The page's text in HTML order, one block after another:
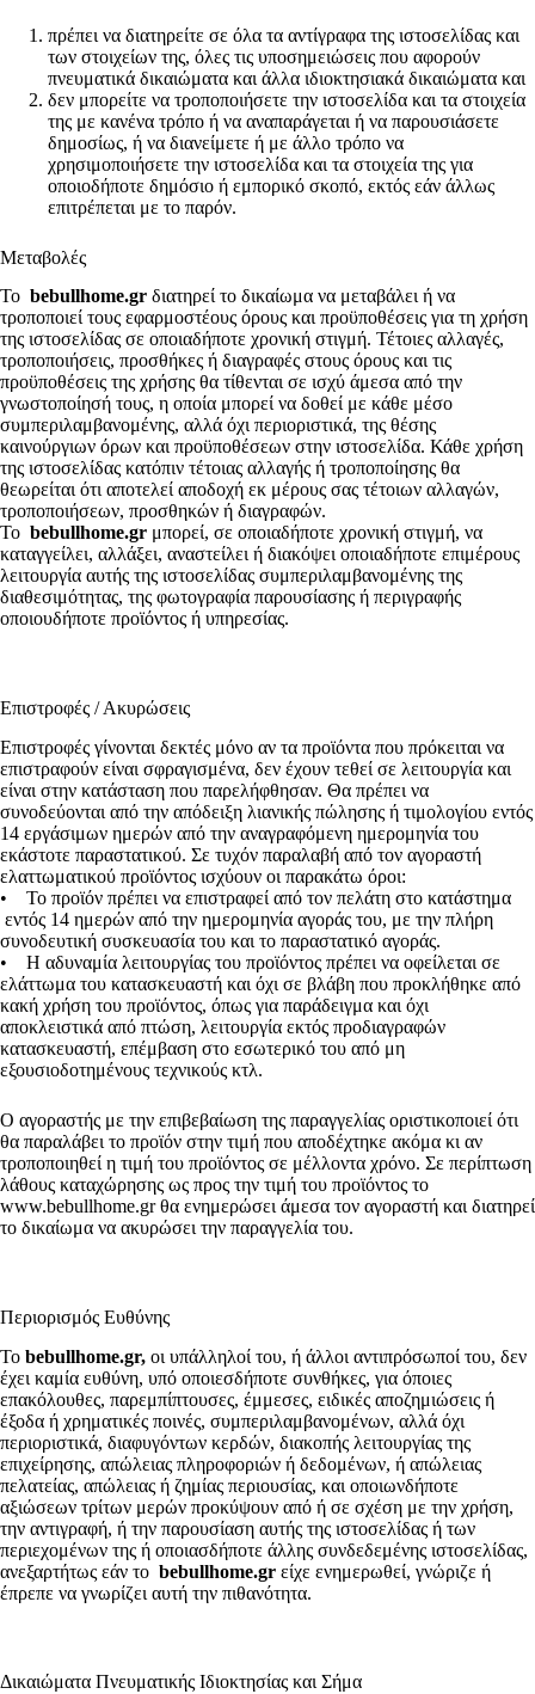
πρέπει να διατηρείτε σε όλα τα αντίγραφα της ιστοσελίδας και
των στοιχείων της, όλες τις υποσημειώσεις που αφορούν
πνευματικά δικαιώματα και άλλα ιδιοκτησιακά δικαιώματα και
δεν μπορείτε να τροποποιήσετε την ιστοσελίδα και τα στοιχεία
της με κανένα τρόπο ή να αναπαράγεται ή να παρουσιάσετε
δημοσίως, ή να διανείμετε ή με άλλο τρόπο να
χρησιμοποιήσετε την ιστοσελίδα και τα στοιχεία της για
οποιοδήποτε δημόσιο ή εμπορικό σκοπό, εκτός εάν άλλως
επιτρέπεται με το παρόν.
Μεταβολές
Το bebullhome.gr διατηρεί το δικαίωμα να μεταβάλει ή να
τροποποιεί τους εφαρμοστέους όρους και προϋποθέσεις για τη χρήση
της ιστοσελίδας σε οποιαδήποτε χρονική στιγμή. Τέτοιες αλλαγές,
τροποποιήσεις, προσθήκες ή διαγραφές στους όρους και τις
προϋποθέσεις της χρήσης θα τίθενται σε ισχύ άμεσα από την
γνωστοποίησή τους, η οποία μπορεί να δοθεί με κάθε μέσο
συμπεριλαμβανομένης, αλλά όχι περιοριστικά, της θέσης
καινούργιων όρων και προϋποθέσεων στην ιστοσελίδα. Κάθε χρήση
της ιστοσελίδας κατόπιν τέτοιας αλλαγής ή τροποποίησης θα
θεωρείται ότι αποτελεί αποδοχή εκ μέρους σας τέτοιων αλλαγών,
τροποποιήσεων, προσθηκών ή διαγραφών.
Το bebullhome.gr μπορεί, σε οποιαδήποτε χρονική στιγμή, να
καταγγείλει, αλλάξει, αναστείλει ή διακόψει οποιαδήποτε επιμέρους
λειτουργία αυτής της ιστοσελίδας συμπεριλαμβανομένης της
διαθεσιμότητας, της φωτογραφία παρουσίασης ή περιγραφής
οποιουδήποτε προϊόντος ή υπηρεσίας.
Επιστροφές / Ακυρώσεις
Επιστροφές γίνονται δεκτές μόνο αν τα προϊόντα που πρόκειται να
επιστραφούν είναι σφραγισμένα, δεν έχουν τεθεί σε λειτουργία και
είναι στην κατάσταση που παρελήφθησαν. Θα πρέπει να
συνοδεύονται από την απόδειξη λιανικής πώλησης ή τιμολογίου εντός
14 εργάσιμων ημερών από την αναγραφόμενη ημερομηνία του
εκάστοτε παραστατικού. Σε τυχόν παραλαβή από τον αγοραστή
ελαττωματικού προϊόντος ισχύουν οι παρακάτω όροι:
• Το προϊόν πρέπει να επιστραφεί από τον πελάτη στο κατάστημα
εντός 14 ημερών από την ημερομηνία αγοράς του, με την πλήρη
συνοδευτική συσκευασία του και το παραστατικό αγοράς.
• Η αδυναμία λειτουργίας του προϊόντος πρέπει να οφείλεται σε
ελάττωμα του κατασκευαστή και όχι σε βλάβη που προκλήθηκε από
κακή χρήση του προϊόντος, όπως για παράδειγμα και όχι
αποκλειστικά από πτώση, λειτουργία εκτός προδιαγραφών
κατασκευαστή, επέμβαση στο εσωτερικό του από μη
εξουσιοδοτημένους τεχνικούς κτλ.
Ο αγοραστής με την επιβεβαίωση της παραγγελίας οριστικοποιεί ότι
θα παραλάβει το προϊόν στην τιμή που αποδέχτηκε ακόμα κι αν
τροποποιηθεί η τιμή του προϊόντος σε μέλλοντα χρόνο. Σε περίπτωση
λάθους καταχώρησης ως προς την τιμή του προϊόντος το
www.bebullhome.gr θα ενημερώσει άμεσα τον αγοραστή και διατηρεί
το δικαίωμα να ακυρώσει την παραγγελία του.
Περιορισμός Ευθύνης
Το bebullhome.gr, οι υπάλληλοί του, ή άλλοι αντιπρόσωποί του, δεν
έχει καμία ευθύνη, υπό οποιεσδήποτε συνθήκες, για όποιες
επακόλουθες, παρεμπίπτουσες, έμμεσες, ειδικές αποζημιώσεις ή
έξοδα ή χρηματικές ποινές, συμπεριλαμβανομένων, αλλά όχι
περιοριστικά, διαφυγόντων κερδών, διακοπής λειτουργίας της
επιχείρησης, απώλειας πληροφοριών ή δεδομένων, ή απώλειας
πελατείας, απώλειας ή ζημίας περιουσίας, και οποιωνδήποτε
αξιώσεων τρίτων μερών προκύψουν από ή σε σχέση με την χρήση,
την αντιγραφή, ή την παρουσίαση αυτής της ιστοσελίδας ή των
περιεχομένων της ή οποιασδήποτε άλλης συνδεδεμένης ιστοσελίδας,
ανεξαρτήτως εάν το bebullhome.gr είχε ενημερωθεί, γνώριζε ή
έπρεπε να γνωρίζει αυτή την πιθανότητα.
Δικαιώματα Πνευματικής Ιδιοκτησίας και Σήμα